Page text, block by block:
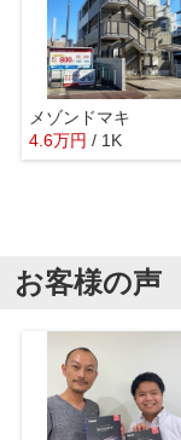
メゾンドマキ
4.6万円 / 1K
お客様の声